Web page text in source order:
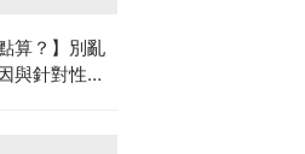
算？】別亂
與針對性營